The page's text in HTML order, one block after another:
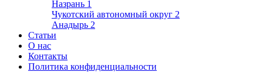
Назрань 1
Чукотский автономный округ 2
Анадырь 2
Статьи
О нас
Контакты
Политика конфиденциальности